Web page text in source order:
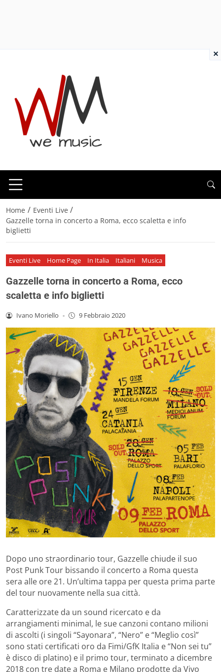
Home / Eventi Live /
Gazzelle torna in concerto a Roma, ecco scaletta e info
biglietti
Eventi Live Home Page In Italia Italiani Musica
Gazzelle torna in concerto a Roma, ecco
scaletta e info biglietti
Ivano Moriello - 9 Febbraio 2020
Dopo uno straordinario tour, Gazzelle chiude il suo
Post Punk Tour bissando il concerto a Roma questa
sera alle ore 21. Un’ultima tappa per questa prima parte
del tour nuovamente nella sua città.
Caratterizzate da un sound ricercato e da
arrangiamenti minimal, le sue canzoni contano milioni
di ascolti (i singoli “Sayonara”, “Nero” e “Meglio così”
sono stati certificati oro da Fimi/GfK Italia e “Non sei tu”
è disco di platino) e il primo tour, terminato a dicembre
2018 con tre date a Roma e Milano prodotte da Vivo
×